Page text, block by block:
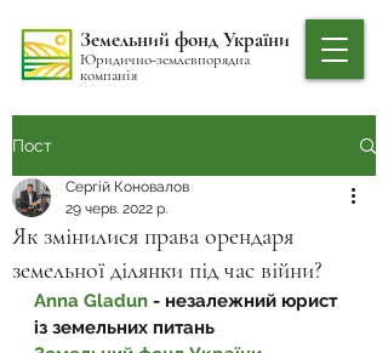
Земельний фонд України
Юридично-землевпорядна
компанія
Пост
Як змінилися права орендаря
земельної ділянки під час війни?
Сергій Коновалов
29 черв. 2022 р.
Anna Gladun - незалежний юрист
із земельних питань